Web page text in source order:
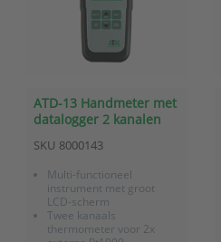
ATD-13 Handmeter met
datalogger 2 kanalen
Pt1000
SKU 8000143
Multi-functioneel
instrument met groot
LCD-scherm
Twee kanaals
thermometer voor 2x